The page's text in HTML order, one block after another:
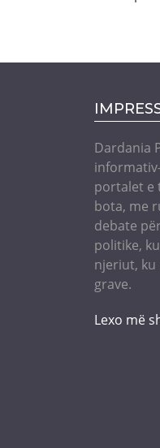
Dardania
portalet e
bota, me
debate
politike,
njeriut, ku
grave.
Lexo më